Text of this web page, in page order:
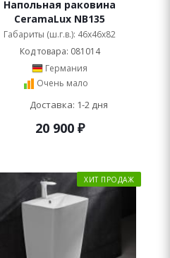
Напольная раковина
CeramaLux NB135
Габариты (ш.г.в.): 46x46x82
Код товара: 081014
Германия
Очень мало
Доставка: 1-2 дня
20 900₽
ХИТ ПРОДАЖ